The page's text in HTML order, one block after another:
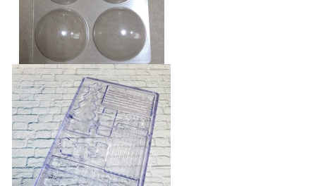
Форма полусфера 6 см
350 руб.
БЫСТРЫЙ ПРОСМОТР
Нет в наличии